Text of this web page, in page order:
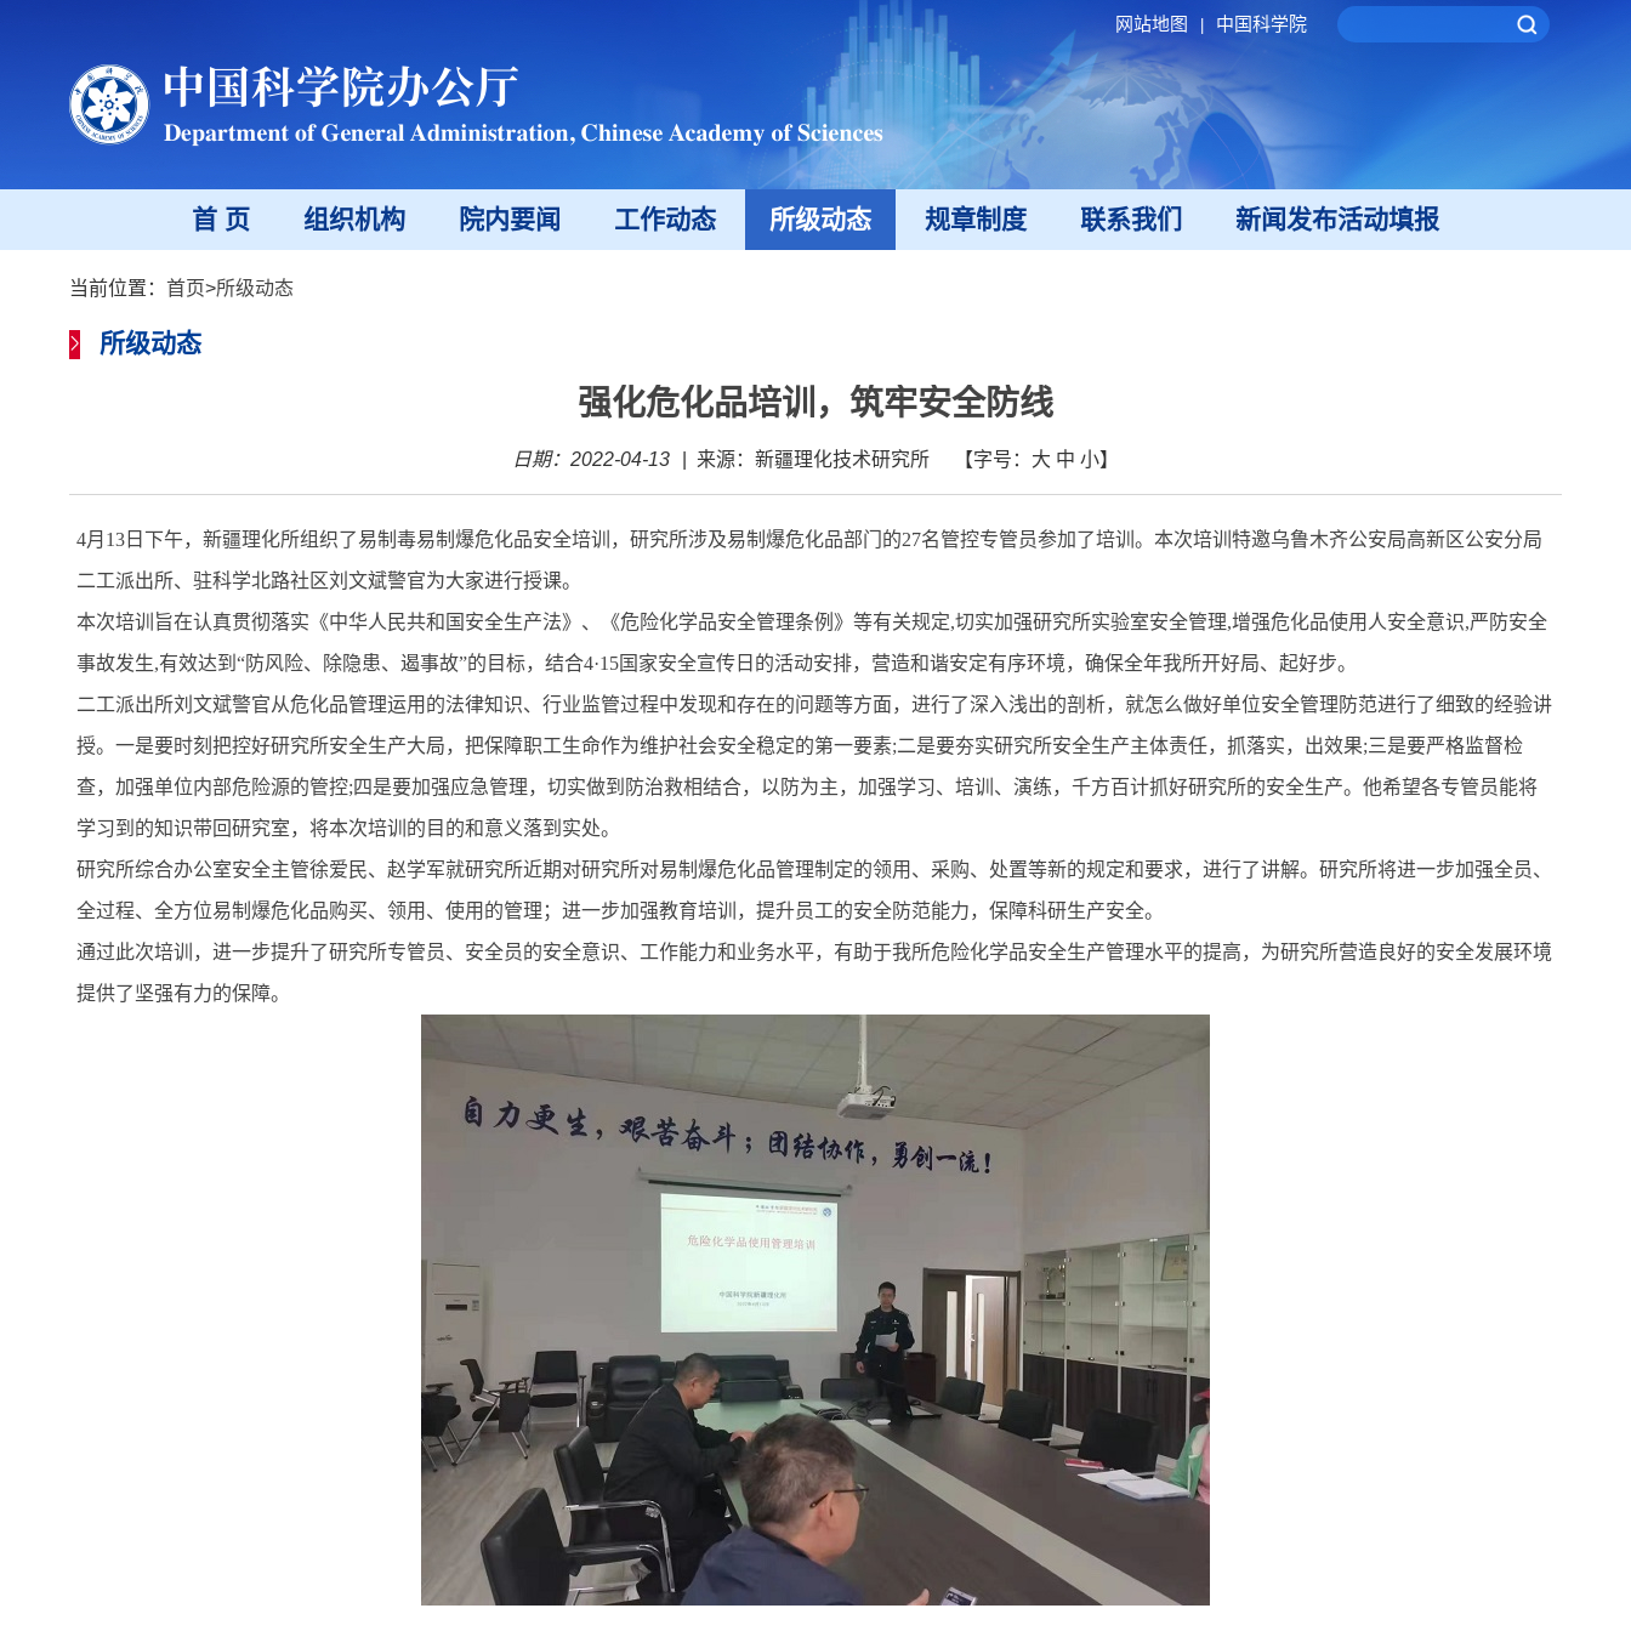
网站地图 中国科学院
首 页 组织机构 院内要闻 工作动态 所级动态 规章制度 联系我们 新闻发布活动填报
当前位置： 首页>所级动态
所级动态
强化危化品培训，筑牢安全防线
日期：2022-04-13 来源：新疆理化技术研究所 【字号： 大 中 小】
4月 13 日下午，新疆理化所组织了易制毒易制爆危化品安全培训，研究所涉及易制爆危化品部门的27名管控专管员参加了培训。本次培训特邀乌鲁木齐公安局高新区公安分局
二工派出所、驻科学北路社区刘文斌警官为大家进行授课。
本次培训旨在认真贯彻落实《中华人民共和国安全生产法》、《危险化学品安全管理条例》等有关规定,切实加强研究所实验室安全管理,增强危化品使用人安全意识,严防安全
事故发生,有效达到“防风险、除隐患、遏事故”的目标，结合4·15国家安全宣传日的活动安排，营造和谐安定有序环境，确保全年我所开好局、起好步。
二工派出所刘文斌警官从危化品管理运用的法律知识、行业监管过程中发现和存在的问题等方面，进行了深入浅出的剖析，就怎么做好单位安全管理防范进行了细致的经验讲
授。一是要时刻把控好研究所安全生产大局，把保障职工生命作为维护社会安全稳定的第一要素;二是要夯实研究所安全生产主体责任，抓落实，出效果;三是要严格监督检
查，加强单位内部危险源的管控;四是要加强应急管理，切实做到防治救相结合，以防为主，加强学习、培训、演练，千方百计抓好研究所的安全生产。他希望各专管员能将
学习到的知识带回研究室，将本次培训的目的和意义落到实处。
研究所综合办公室安全主管徐爱民、赵学军就研究所近期对研究所对易制爆危化品管理制定的领用、采购、处置等新的规定和要求，进行了讲解。研究所将进一步加强全员、
全过程、全方位易制爆危化品购买、领用、使用的管理；进一步加强教育培训，提升员工的安全防范能力，保障科研生产安全。
通过此次培训，进一步提升了研究所专管员、安全员的安全意识、工作能力和业务水平，有助于我所危险化学品安全生产管理水平的提高，为研究所营造良好的安全发展环境
提供了坚强有力的保障。